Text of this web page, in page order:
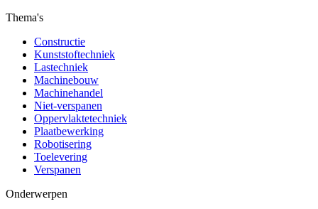
Thema's
Constructie
Kunststoftechniek
Lastechniek
Machinebouw
Machinehandel
Niet-verspanen
Oppervlaktetechniek
Plaatbewerking
Robotisering
Toelevering
Verspanen
Onderwerpen